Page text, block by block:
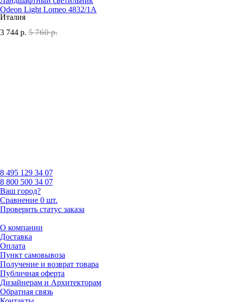
Odeon Light Lomeo 4832/1A
Италия
3 744 р. 5 760 р.
8 495 129 34 07
8 800 500 34 07
Ваш город?
Сравнение 0 шт.
Проверить статус заказа
О компании
Доставка
Оплата
Пункт самовывоза
Получение и возврат товара
Публичная оферта
Дизайнерам и Архитекторам
Обратная связь